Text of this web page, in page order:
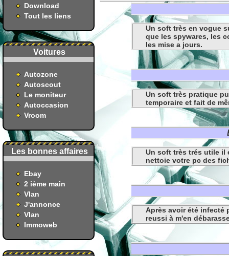
Download
Tout les liens
Voitures
Autozone
Autoscout
Le moniteur
Autoccasion
Vroom
Les bonnes affaires
Ebay
2 ième main
Vlan
J'annonce
Vlan
Immoweb
Un soft très en vogue
que les spywares, les
les mise a jours.
Un soft très pratique
temporaire et fait de
Un soft très trés utile il
nettoie votre pc des
Après avoir été infecté
reussi à m'en